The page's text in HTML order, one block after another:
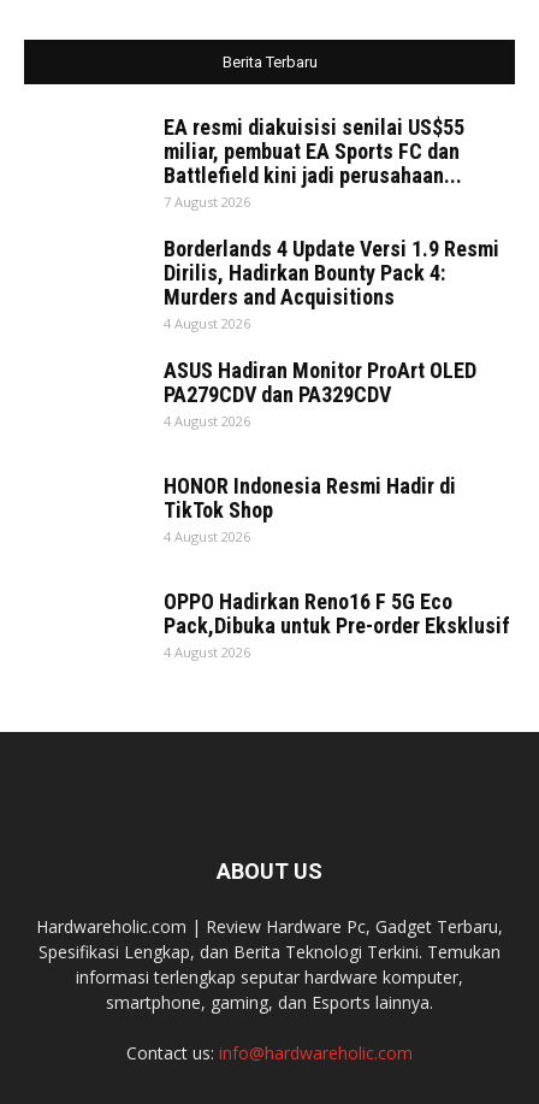
Berita Terbaru
EA resmi diakuisisi senilai US$55
miliar, pembuat EA Sports FC dan
Battlefield kini jadi perusahaan...
7 August 2026
Borderlands 4 Update Versi 1.9 Resmi
Dirilis, Hadirkan Bounty Pack 4:
Murders and Acquisitions
4 August 2026
ASUS Hadiran Monitor ProArt OLED
PA279CDV dan PA329CDV
4 August 2026
HONOR Indonesia Resmi Hadir di
TikTok Shop
4 August 2026
OPPO Hadirkan Reno16 F 5G Eco
Pack,Dibuka untuk Pre-order Eksklusif
4 August 2026
ABOUT US
Hardwareholic.com | Review Hardware Pc, Gadget Terbaru,
Spesifikasi Lengkap, dan Berita Teknologi Terkini. Temukan
informasi terlengkap seputar hardware komputer,
smartphone, gaming, dan Esports lainnya.
Contact us: info@hardwareholic.com